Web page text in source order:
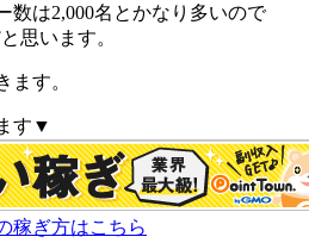
数は2,000名とかなり多いので
思います。
ます。
す▼
稼ぎ方はこちら